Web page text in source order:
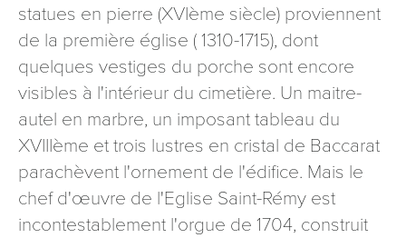
statues en pierre (XVIème siècle) proviennent
de la première église ( 1310-1715), dont
quelques vestiges du porche sont encore
visibles à l'intérieur du cimetière. Un maitre-
autel en marbre, un imposant tableau du
XVIIIème et trois lustres en cristal de Baccarat
parachèvent l'ornement de l'édifice. Mais le
chef d'œuvre de l'Eglise Saint-Rémy est
incontestablement l'orgue de 1704, construit